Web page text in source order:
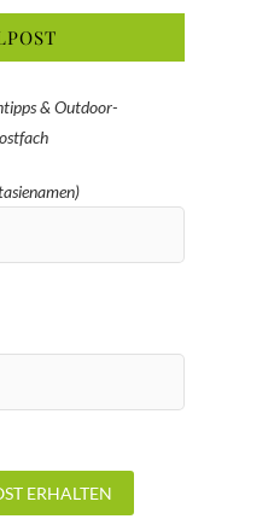
& Outdoor-